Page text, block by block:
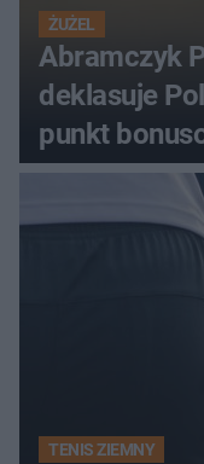
ŻUŻEL
Abramczyk
deklasuje
punkt
TENIS ZIEMNY